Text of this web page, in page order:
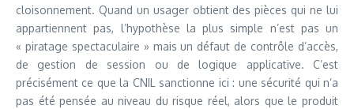
cloisonnement. Quand un usager obtient des pièces qui ne lui
appartiennent pas, l’hypothèse la plus simple n’est pas un
« piratage spectaculaire » mais un défaut de contrôle d’accès,
de gestion de session ou de logique applicative. C’est
précisément ce que la CNIL sanctionne ici : une sécurité qui n’a
pas été pensée au niveau du risque réel, alors que le produit